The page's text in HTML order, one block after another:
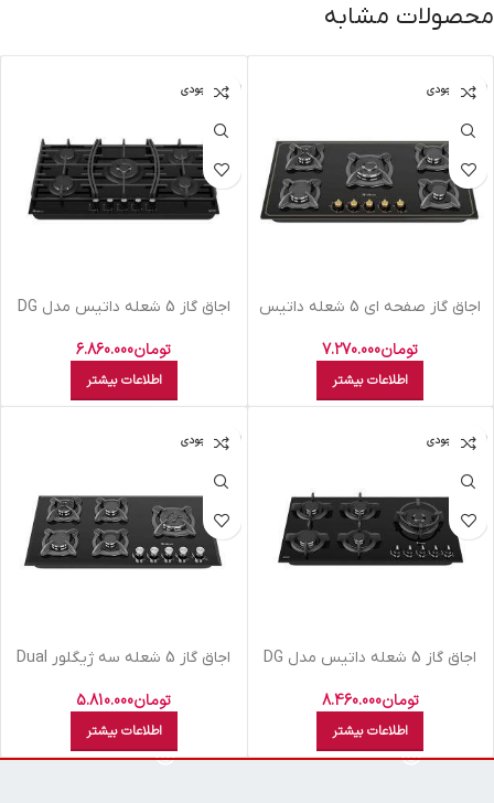
محصولات مشابه
اتمام موجودی
اجاق گاز صفحه ای 5 شعله داتیس
تومان7.270.000
اطلاعات بیشتر
اتمام موجودی
اجاق گاز 5 شعله داتیس مدل DG
تومان6.860.000
اطلاعات بیشتر
اتمام موجودی
اجاق گاز 5 شعله داتیس مدل DG
تومان8.460.000
اطلاعات بیشتر
اتمام موجودی
اجاق گاز 5 شعله سه ژیگلور Dual
تومان5.810.000
اطلاعات بیشتر